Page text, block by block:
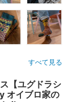
すべて見る
【ユグドラシ
オイブロ家の